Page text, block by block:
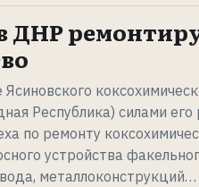
ДНР
Республика) силами его
по ремонту
устройства
металлоконструкций…